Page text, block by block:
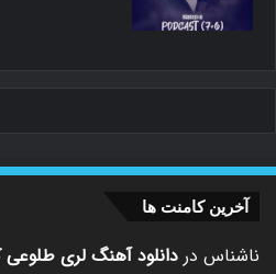
آخرین کامنت ها
ناشناس در دانلود آهنگ لری طلوعی